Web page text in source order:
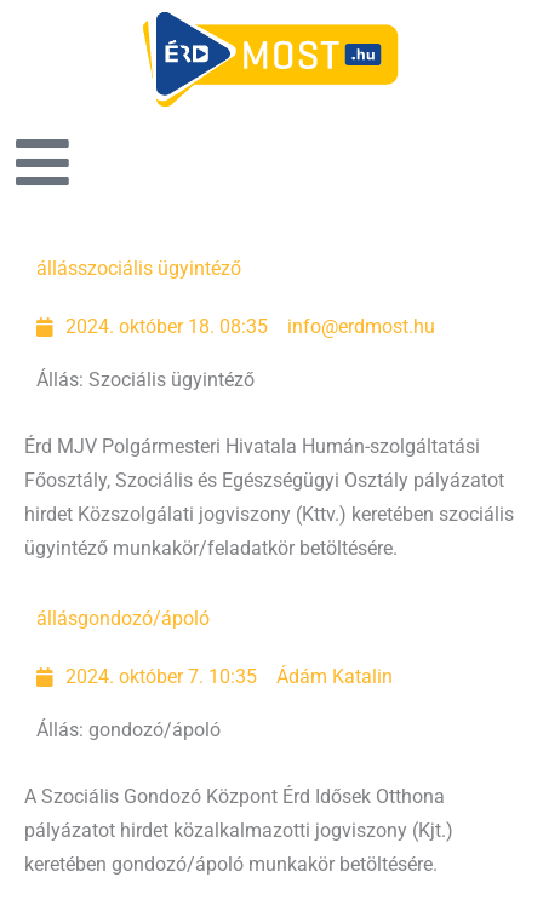
állásszociális ügyintéző
2024. október 18. 08:35 info@erdmost.hu
Állás: Szociális ügyintéző
Érd MJV Polgármesteri Hivatala Humán-szolgáltatási
Főosztály, Szociális és Egészségügyi Osztály pályázatot
hirdet Közszolgálati jogviszony (Kttv.) keretében szociális
ügyintéző munkakör/feladatkör betöltésére.
állásgondozó/ápoló
2024. október 7. 10:35 Ádám Katalin
Állás: gondozó/ápoló
A Szociális Gondozó Központ Érd Idősek Otthona
pályázatot hirdet közalkalmazotti jogviszony (Kjt.)
keretében gondozó/ápoló munkakör betöltésére.